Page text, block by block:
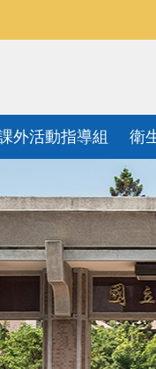
外活動指導組 衛